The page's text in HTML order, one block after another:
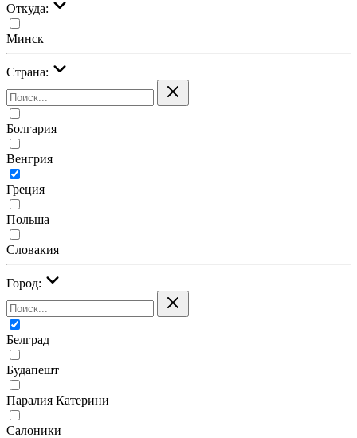
Откуда:
Минск
Страна:
Болгария
Венгрия
Греция
Польша
Словакия
Город:
Белград
Будапешт
Паралия Катерини
Салоники